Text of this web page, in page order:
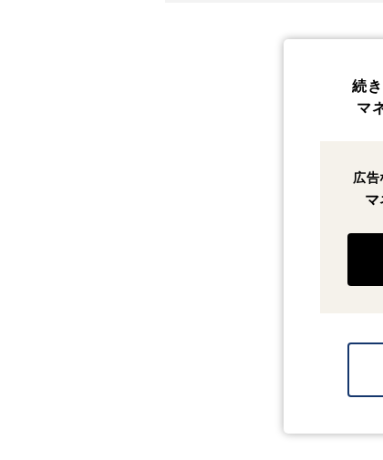
続
マ
広告